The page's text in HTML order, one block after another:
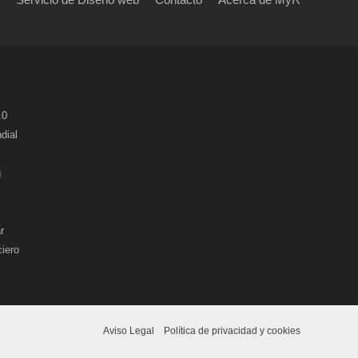
Aviso Legal Política de privacidad y cookies